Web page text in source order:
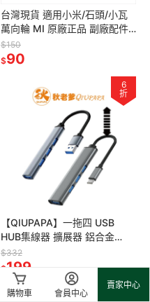
購物車 會員中心
賣家中心
台灣現貨 適用小米/石頭/小瓦
萬向輪 MI 原廠正品 副廠配件
耗材 掃地機器人 可拆式 可拆
$150
$90
6
折
【QIUPAPA】一拖四 USB
HUB集線器 擴展器 鋁合金
USB3.0 分線器 適用Type-C
USB HUB
$332
$199
6